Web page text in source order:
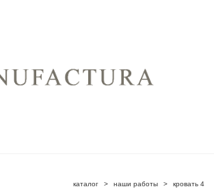
каталог > наши работы > кровать 4